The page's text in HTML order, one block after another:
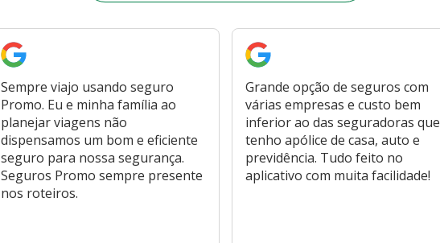
Sempre viajo usando seguro
Promo. Eu e minha família ao
planejar viagens não
dispensamos um bom e eficiente
seguro para nossa segurança.
Seguros Promo sempre presente
nos roteiros.
Grande opção de seguros com
várias empresas e custo bem
inferior ao das seguradoras que
tenho apólice de casa, auto e
previdência. Tudo feito no
aplicativo com muita facilidade!